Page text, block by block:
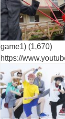
game1) (1,670)
https://